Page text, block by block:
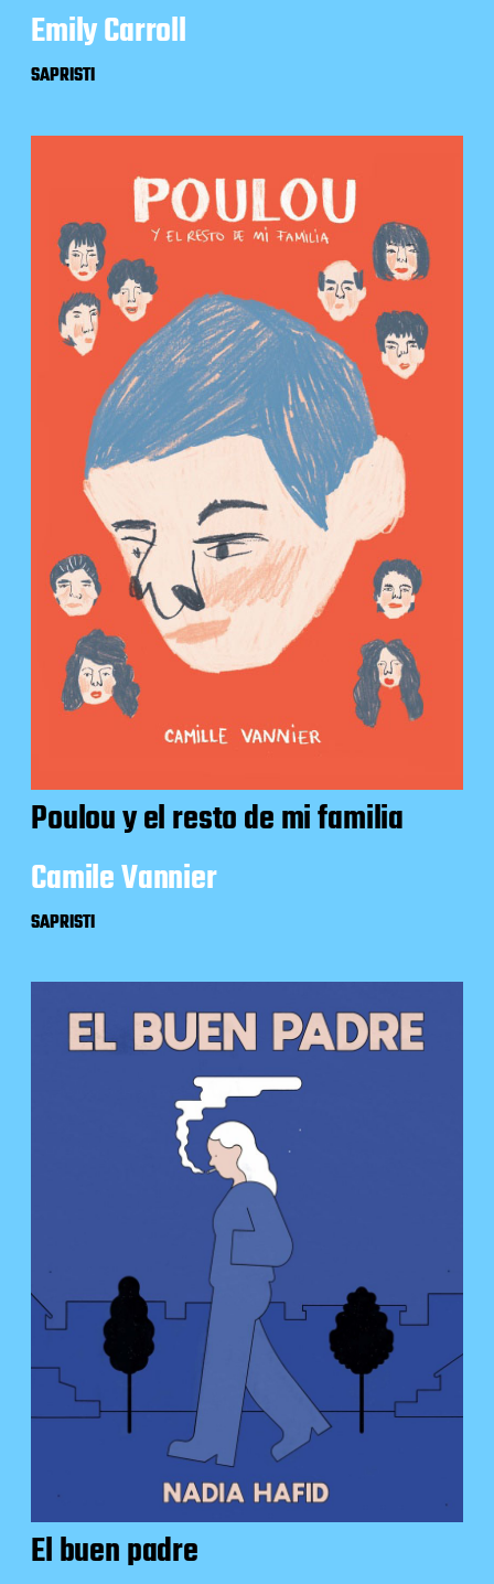
Emily Carroll
SAPRISTI
Poulou y el resto de mi familia
Camile Vannier
SAPRISTI
El buen padre